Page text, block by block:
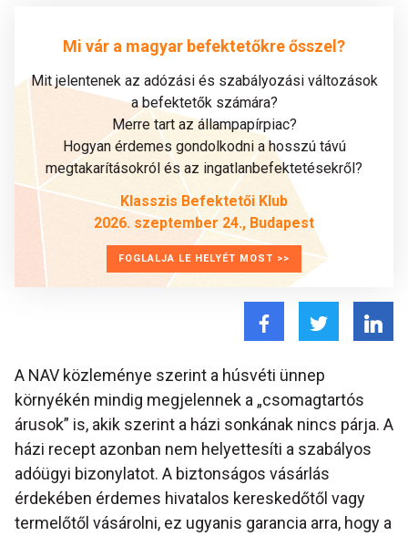
Mi vár a magyar befektetőkre ősszel?
Mit jelentenek az adózási és szabályozási változások
a befektetők számára?
Merre tart az állampapírpiac?
Hogyan érdemes gondolkodni a hosszú távú
megtakarításokról és az ingatlanbefektetésekről?
Klasszis Befektetői Klub
2026. szeptember 24., Budapest
FOGLALJA LE HELYÉT MOST >>
A NAV közleménye szerint a húsvéti ünnep
környékén mindig megjelennek a „csomagtartós
árusok” is, akik szerint a házi sonkának nincs párja. A
házi recept azonban nem helyettesíti a szabályos
adóügyi bizonylatot. A biztonságos vásárlás
érdekében érdemes hivatalos kereskedőtől vagy
termelőtől vásárolni, ez ugyanis garancia arra, hogy a